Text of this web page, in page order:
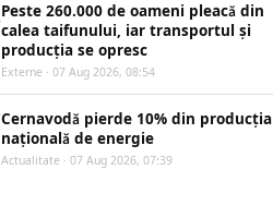
Peste 260.000 de oameni pleacă din
calea taifunului, iar transportul și
producția se opresc
Externe · 07 Aug 2026, 08:54
Cernavodă pierde 10% din producția
națională de energie
Actualitate · 07 Aug 2026, 07:39